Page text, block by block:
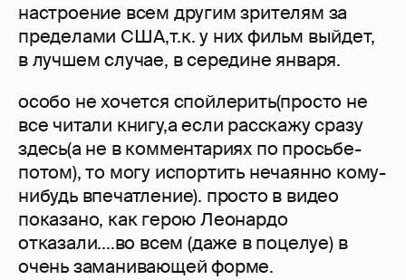
настроение всем другим зрителям за
пределами США,т.к. у них фильм выйдет,
в лучшем случае, в середине января.
особо не хочется спойлерить(просто не
все читали книгу,а если расскажу сразу
здесь(а не в комментариях по просьбе-
потом), то могу испортить нечаянно кому-
нибудь впечатление). просто в видео
показано, как герою Леонардо
отказали....во всем (даже в поцелуе) в
очень заманивающей форме.